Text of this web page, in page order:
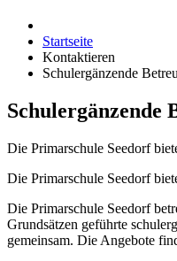
Startseite
Kontaktieren
Schulergänzende
Schulergänzende
Die Primarschule Seedorf
Die Primarschule Seedorf
Die Primarschule Seedorf
Grundsätzen geführte
gemeinsam. Die Angebote